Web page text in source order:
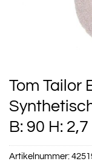
Tom Tailor
B: 90 H: 2,7
Artikelnummer: